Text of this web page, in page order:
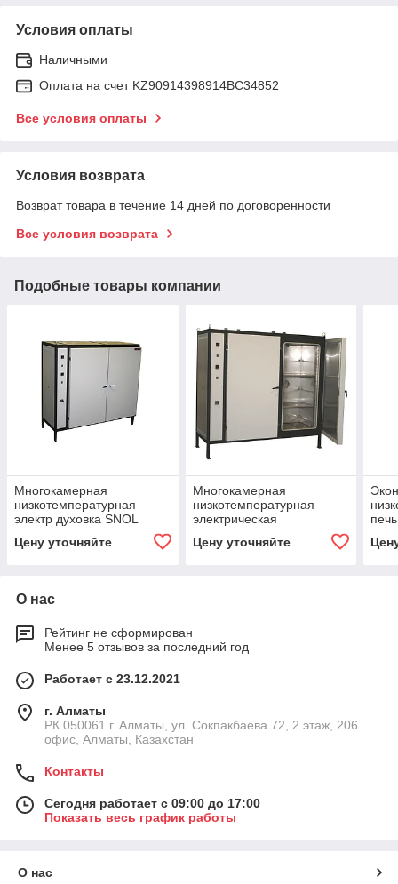
Условия оплаты
Наличными
Оплата на счет KZ90914398914ВС34852
Все условия оплаты
Условия возврата
Возврат товара в течение 14 дней по договоренности
Все условия возврата
Подобные товары компании
Многокамерная
низкотемпературная
электр духовка SNOL
Цену уточняйте
Многокамерная
низкотемпературная
электрическая
духовка SNOL 2x240 /200
Цену уточняйте
О нас
Рейтинг не сформирован
Менее 5 отзывов за последний год
Работает с 23.12.2021
г. Алматы
РК 050061 г. Алматы, ул. Сокпакбаева 72, 2 этаж, 206
офис, Алматы, Казахстан
Контакты
Сегодня работает с 09:00 до 17:00
Показать весь график работы
О нас